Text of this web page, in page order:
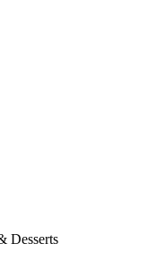
Desserts